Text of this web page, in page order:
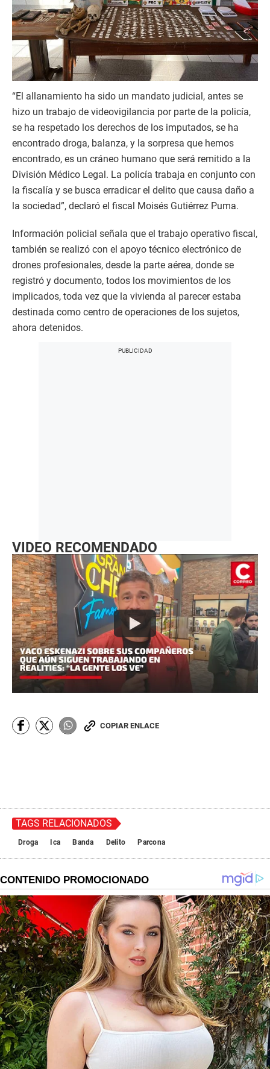
“El allanamiento ha sido un mandato judicial, antes se
hizo un trabajo de videovigilancia por parte de la policía,
se ha respetado los derechos de los imputados, se ha
encontrado droga, balanza, y la sorpresa que hemos
encontrado, es un cráneo humano que será remitido a la
División Médico Legal. La policía trabaja en conjunto con
la fiscalía y se busca erradicar el delito que causa daño a
la sociedad”, declaró el fiscal Moisés Gutiérrez Puma.
Información policial señala que el trabajo operativo fiscal,
también se realizó con el apoyo técnico electrónico de
drones profesionales, desde la parte aérea, donde se
registró y documento, todos los movimientos de los
implicados, toda vez que la vivienda al parecer estaba
destinada como centro de operaciones de los sujetos,
ahora detenidos.
VIDEO RECOMENDADO
COPIAR ENLACE
TAGS RELACIONADOS
Droga Ica Banda Delito Parcona